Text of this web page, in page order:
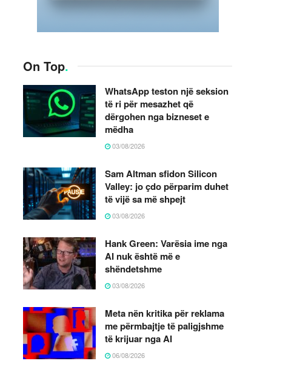
On Top.
WhatsApp teston një seksion
të ri për mesazhet që
dërgohen nga bizneset e
mëdha
03/08/2026
Sam Altman sfidon Silicon
Valley: jo çdo përparim duhet
të vijë sa më shpejt
03/08/2026
Hank Green: Varësia ime nga
AI nuk është më e
shëndetshme
03/08/2026
Meta nën kritika për reklama
me përmbajtje të paligjshme
të krijuar nga AI
06/08/2026